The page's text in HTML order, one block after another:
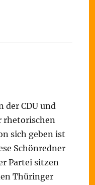
der CDU und
rhetorischen
sich geben ist
Schönredner
Partei sitzen
Thüringer